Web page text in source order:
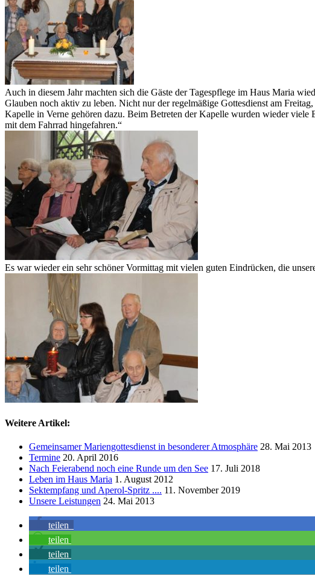
Auch in diesem Jahr machten sich die Gäste der Tagespflege im Haus Maria
Glauben noch aktiv zu leben. Nicht nur der regelmäßige Gottesdienst am
Kapelle in Verne gehören dazu. Beim Betreten der Kapelle wurden wieder
mit dem Fahrrad hingefahren.“
Es war wieder ein sehr schöner Vormittag mit vielen guten Eindrücken, die
Weitere Artikel:
Gemeinsamer Mariengottesdienst in besonderer Atmosphäre 28. Mai 2013
Termine 20. April 2016
Nach Feierabend noch eine Runde um den See 17. Juli 2018
Leben im Haus Maria 1. August 2012
Sektempfang und Aperol-Spritz .... 11. November 2019
Unsere Leistungen 24. Mai 2013
teilen
teilen
teilen
teilen